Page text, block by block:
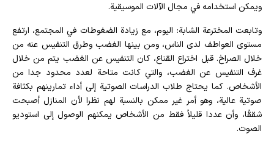
ويمكن استخدامه في مجال الآلات الموسيقية.
وتابعت المخترعة الشابة: اليوم، مع زيادة الضغوطات في المجتمع، ارتفع
مستوى العواطف لدى الناس، ومن بينها الغضب وطرق التنفيس عنه من
خلال الصراخ. قبل اختراع القناع، كان التنفيس عن الغضب يتم من خلال
غرف التنفيس عن الغضب، والتي كانت متاحة لعدد محدود جدا من
الأشخاص. كما يحتاج طلاب الدراسات الصوتية إلى أداء تمارينهم بكثافة
صوتية عالية، وهو أمر غير ممكن بالنسبة لهم نظرا لأن المنازل أصبحت
شققًا، وأن عددا قليلاً فقط من الأشخاص يمكنهم الوصول إلى استوديو
الصوت.